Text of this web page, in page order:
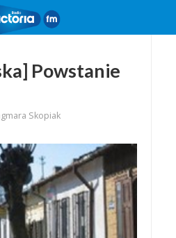
Powstanie
Skopiak